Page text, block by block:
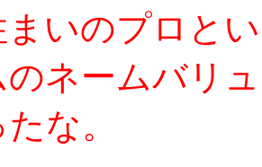
まいのプロと
のネームバリ
な。